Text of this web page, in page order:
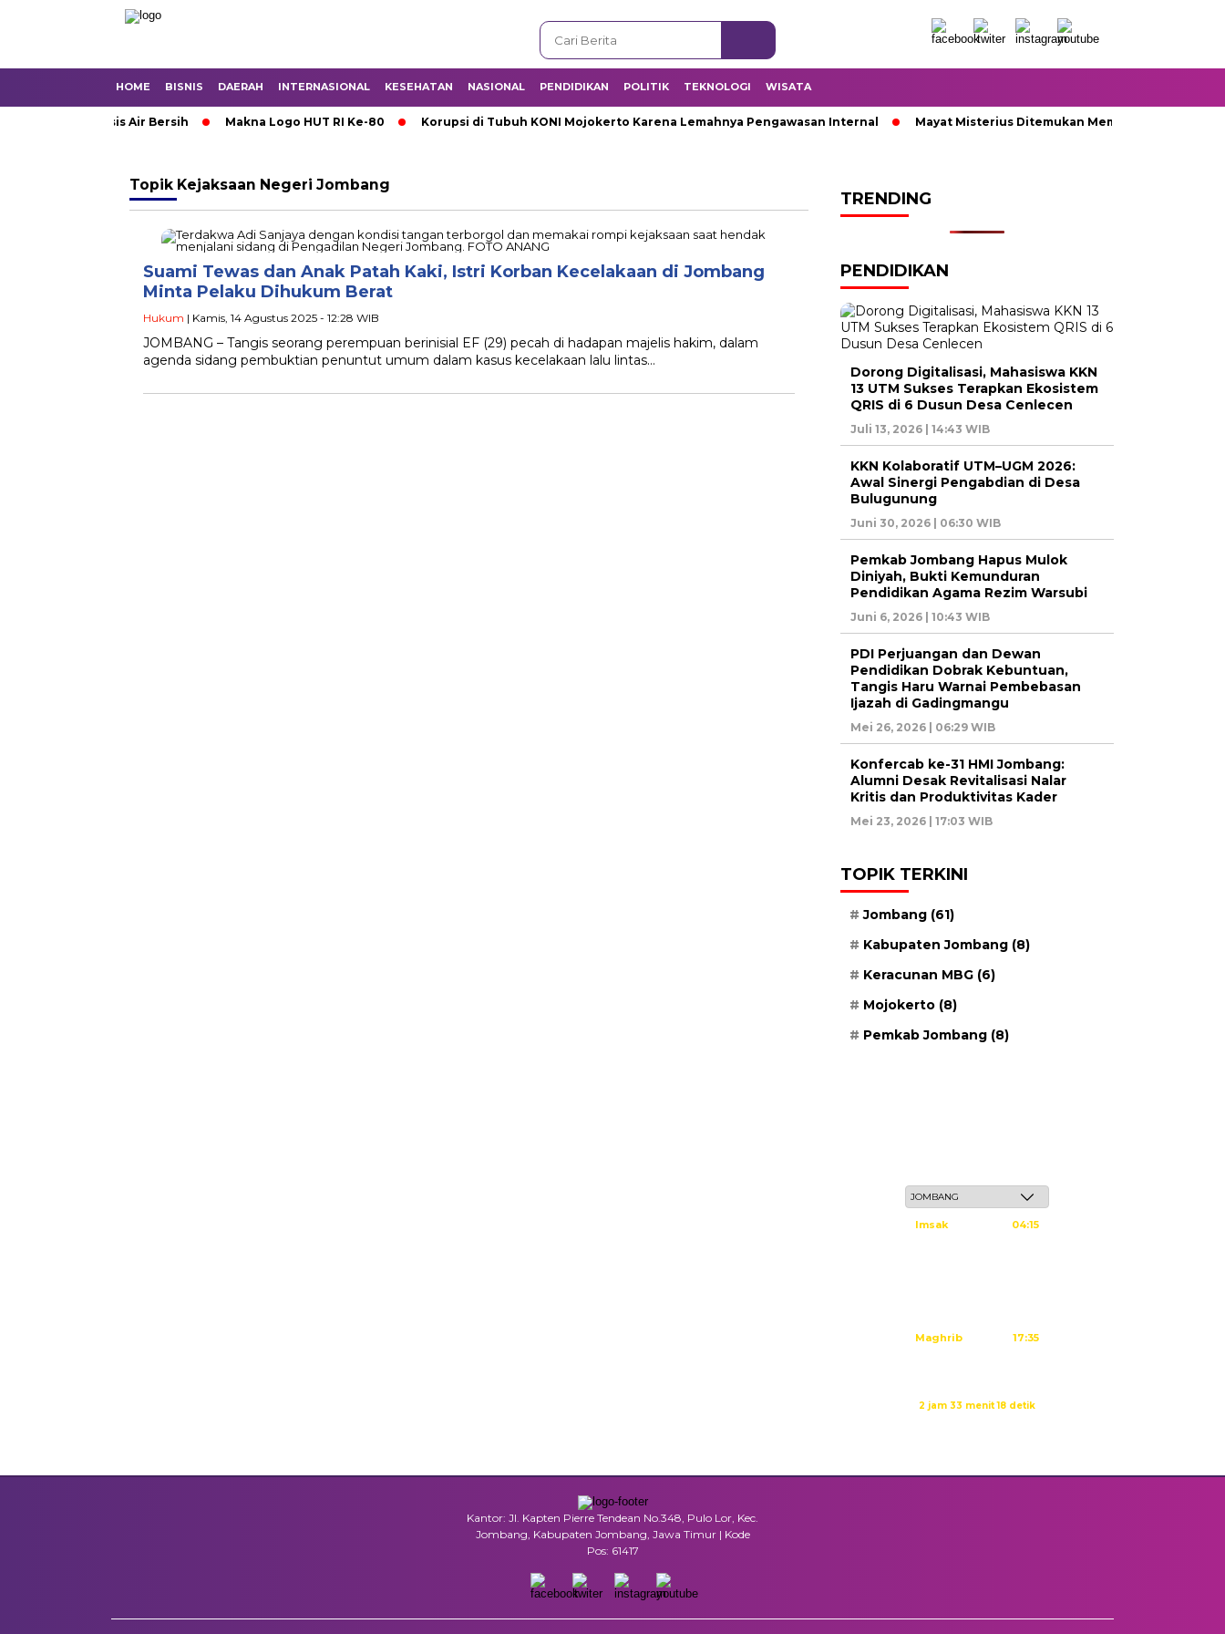
HOME BISNIS DAERAH INTERNASIONAL KESEHATAN NASIONAL PENDIDIKAN POLITIK TEKNOLOGI WISATA
Mojokerto Krisis Air Bersih Makna Logo HUT RI Ke-80 Korupsi di Tubuh KONI Mojokerto Karena Lemahnya Pengawasan Internal Mayat Misterius Ditemukan Membusuk di Dalam
Topik Kejaksaan Negeri Jombang
Suami Tewas dan Anak Patah Kaki, Istri Korban Kecelakaan di Jombang
Minta Pelaku Dihukum Berat
Hukum | Kamis, 14 Agustus 2025 - 12:28 WIB
JOMBANG – Tangis seorang perempuan berinisial EF (29) pecah di hadapan majelis hakim, dalam
agenda sidang pembuktian penuntut umum dalam kasus kecelakaan lalu lintas…
TRENDING
PENDIDIKAN
Dorong Digitalisasi, Mahasiswa KKN
13 UTM Sukses Terapkan Ekosistem
QRIS di 6 Dusun Desa Cenlecen
Juli 13, 2026 | 14:43 WIB
KKN Kolaboratif UTM–UGM 2026:
Awal Sinergi Pengabdian di Desa
Bulugunung
Juni 30, 2026 | 06:30 WIB
Pemkab Jombang Hapus Mulok
Diniyah, Bukti Kemunduran
Pendidikan Agama Rezim Warsubi
Juni 6, 2026 | 10:43 WIB
PDI Perjuangan dan Dewan
Pendidikan Dobrak Kebuntuan,
Tangis Haru Warnai Pembebasan
Ijazah di Gadingmangu
Mei 26, 2026 | 06:29 WIB
Konfercab ke-31 HMI Jombang:
Alumni Desak Revitalisasi Nalar
Kritis dan Produktivitas Kader
Mei 23, 2026 | 17:03 WIB
TOPIK TERKINI
Jombang (61)
Kabupaten Jombang (8)
Keracunan MBG (6)
Mojokerto (8)
Pemkab Jombang (8)
Imsak 04:15
Maghrib 17:35
2 jam 33 menit 17 detik
Kantor: Jl. Kapten Pierre Tendean No.348, Pulo Lor, Kec.
Jombang, Kabupaten Jombang, Jawa Timur | Kode
Pos: 61417